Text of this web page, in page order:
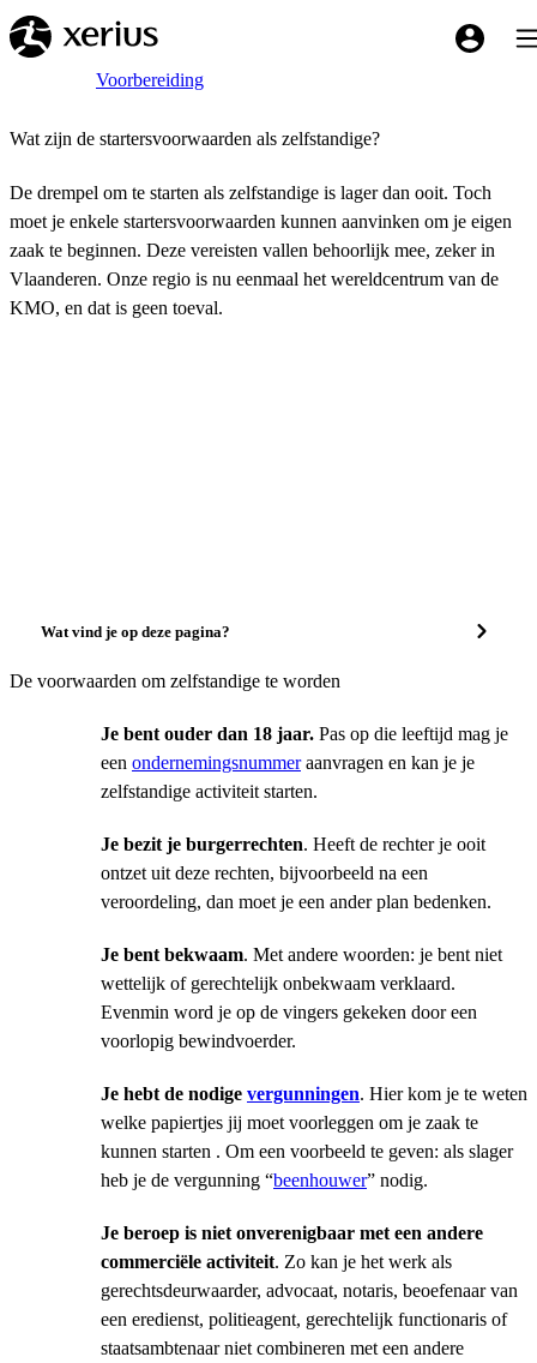
Overslaan naar de hoofdinhoud
My
Breadcrumb
HomeVoorbereiding
Wat zijn de startersvoorwaarden als zelfstandige?
De drempel om te starten als zelfstandige is lager dan ooit. Toch
moet je enkele startersvoorwaarden kunnen aanvinken om je eigen
zaak te beginnen. Deze vereisten vallen behoorlijk mee, zeker in
Vlaanderen. Onze regio is nu eenmaal het wereldcentrum van de
KMO, en dat is geen toeval.
Wat vind je op deze pagina?
De voorwaarden om zelfstandige te worden
Je bent ouder dan 18 jaar. Pas op die leeftijd mag je
een ondernemingsnummeraanvragen en kan je je
zelfstandige activiteit starten.
Je bezit je burgerrechten. Heeft de rechter je ooit
ontzet uit deze rechten, bijvoorbeeld na een
veroordeling, dan moet je een ander plan bedenken.
Je bent bekwaam. Met andere woorden: je bent niet
wettelijk of gerechtelijk onbekwaam verklaard.
Evenmin word je op de vingers gekeken door een
voorlopig bewindvoerder.
Je hebt de nodige vergunningen. Hier kom je te weten
welke papiertjes jij moet voorleggen om je zaak te
kunnen starten . Om een voorbeeld te geven: als slager
heb je de vergunning “beenhouwer” nodig.
Je beroep is niet onverenigbaar met een andere
commerciële activiteit. Zo kan je het werk als
gerechtsdeurwaarder, advocaat, notaris, beoefenaar van
een eredienst, politieagent, gerechtelijk functionaris of
staatsambtenaar niet combineren met een andere